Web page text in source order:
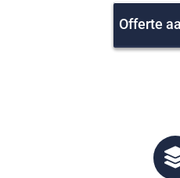
Offerte